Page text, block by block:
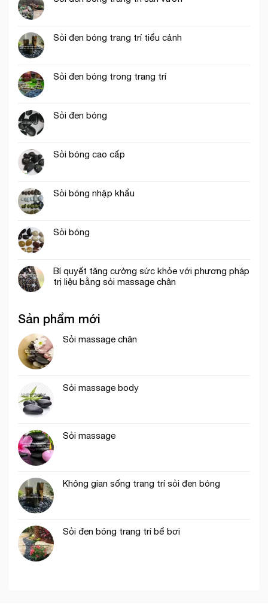
Sỏi đen bóng trang trí tiểu cảnh
Sỏi đen bóng trong trang trí
Sỏi đen bóng
Sỏi bóng cao cấp
Sỏi bóng nhập khẩu
Sỏi bóng
Bí quyết tăng cường sức khỏe với phương pháp
trị liệu bằng sỏi massage chân
Sản phẩm mới
Sỏi massage chân
Sỏi massage body
Sỏi massage
Không gian sống trang trí sỏi đen bóng
Sỏi đen bóng trang trí bể bơi